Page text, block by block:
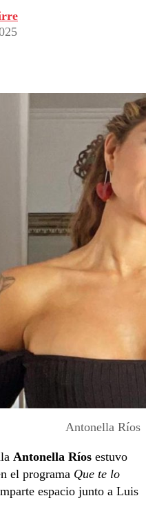
Antonella Ríos
Antonella Ríos estuvo
el programa Que te lo
espacio junto a Luis